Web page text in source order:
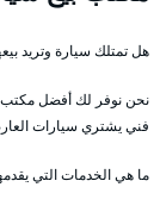
هل تمتلك سيارة وتريد
نحن نوفر لك أفضل مكتب
فني يشتري سيارات
ما هي الخدمات التي